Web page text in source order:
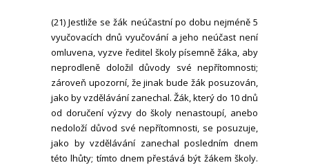
(21) Jestliže se žák neúčastní po dobu nejméně 5
vyučovacích dnů vyučování a jeho neúčast není
omluvena, vyzve ředitel školy písemně žáka, aby
neprodleně doložil důvody své nepřítomnosti;
zároveň upozorní, že jinak bude žák posuzován,
jako by vzdělávání zanechal. Žák, který do 10 dnů
od doručení výzvy do školy nenastoupí, anebo
nedoloží důvod své nepřítomnosti, se posuzuje,
jako by vzdělávání zanechal posledním dnem
této lhůty; tímto dnem přestává být žákem školy.